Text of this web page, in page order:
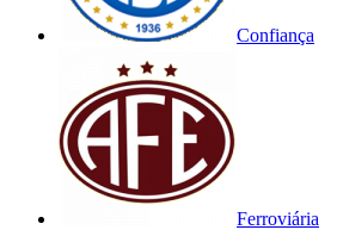
Confiança
Ferroviária